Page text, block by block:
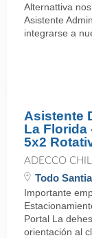
Alternattiva
Asistente
integrarse a
Asistente
La Florida
5x2
ADECCO
Todo
Importante
Portal La
orientación al